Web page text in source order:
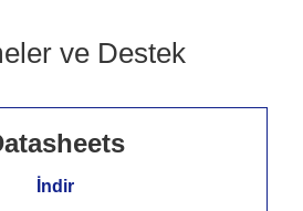
ve Destek
İndir